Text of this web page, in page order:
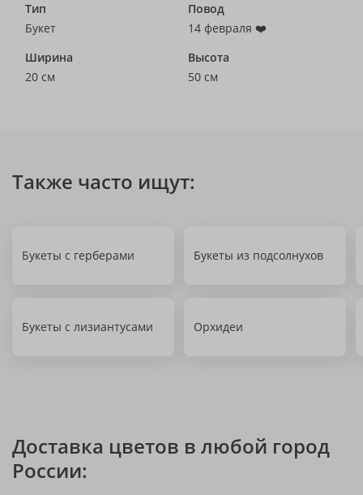
Тип
Букет
Повод
14 февраля ❤️
Ширина
20 см
Высота
50 см
Также часто ищут:
Букеты с герберами Букеты из подсолнухов
Букеты с лизиантусами Орхидеи
Доставка цветов в любой город
России: